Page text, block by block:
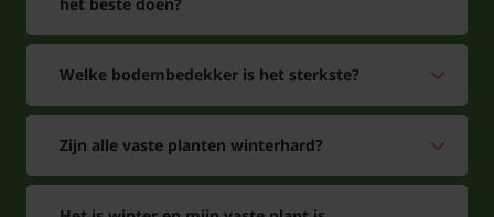
Welke bodembedekker is het sterkste?
Zijn alle vaste planten winterhard?